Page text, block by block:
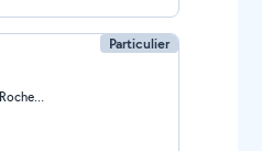
Particulier
Boulogne-Billancourt (Denfert-Rochereau 4)